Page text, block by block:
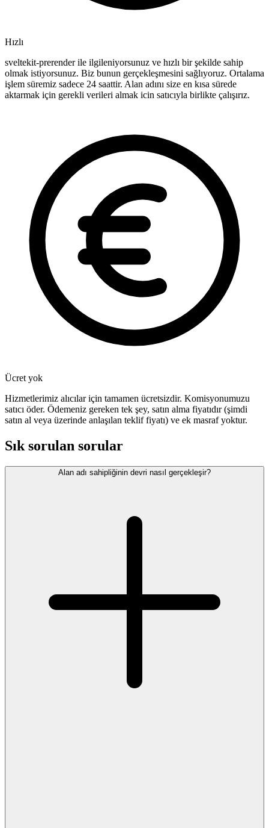
Hızlı
sveltekit-prerender ile ilgileniyorsunuz ve hızlı bir şekilde sahip
olmak istiyorsunuz. Biz bunun gerçekleşmesini sağlıyoruz. Ortalama
işlem süremiz sadece 24 saattir. Alan adını size en kısa sürede
aktarmak için gerekli verileri almak icin satıcıyla birlikte çalışırız.
Ücret yok
Hizmetlerimiz alıcılar için tamamen ücretsizdir. Komisyonumuzu
satıcı öder. Ödemeniz gereken tek şey, satın alma fiyatıdır (şimdi
satın al veya üzerinde anlaşılan teklif fiyatı) ve ek masraf yoktur.
Sık sorulan sorular
Alan adı sahipliğinin devri nasıl gerçekleşir?